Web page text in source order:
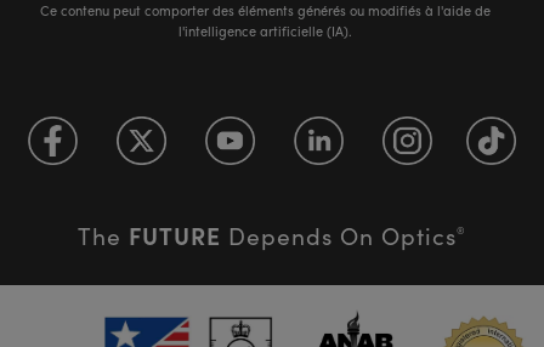
Ce contenu peut comporter des éléments générés ou modifiés à l'aide de
l'intelligence artificielle (IA).
The FUTURE Depends On Optics®